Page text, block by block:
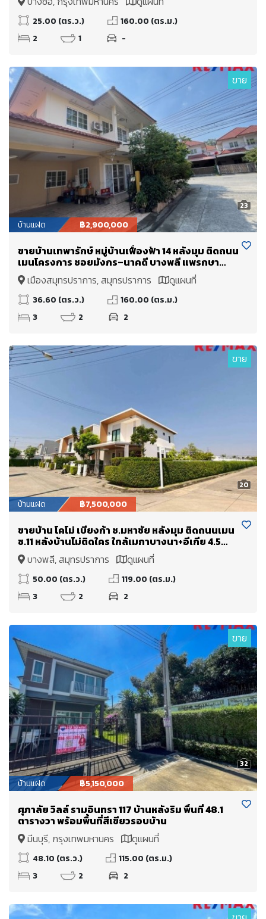
25.00 (ตร.ว.)
160.00 (ตร.ม.)
2
1 -
23
ขาย
บ้านแฝด ฿2,900,000
ขายบ้านเทพารักษ์ หมู่บ้านเฟื่องฟ้า 14 หลังมุม ติดถนน
เมนโครงการ ซอยมังกร–นาคดี บางพลี แพรกษา
สมุทรปราการ
เมืองสมุทรปราการ, สมุทรปราการ ดูแผนที่
36.60 (ตร.ว.)
160.00 (ตร.ม.)
3
2 2
20
ขาย
บ้านแฝด ฿7,500,000
ขายบ้าน โคโม่ เบียงก้า ซ.มหาชัย หลังมุม ติดถนนเมน
ซ.11 หลังบ้านไม่ติดใคร ใกล้เมกาบางนา+อีเกีย 4.5
ก.ม. เซนทรัลบางนา ไบเทคบางนา
บางพลี, สมุทรปราการ ดูแผนที่
50.00 (ตร.ว.)
119.00 (ตร.ม.)
3
2 2
32
ขาย
บ้านแฝด ฿5,150,000
ศุภาลัย วิลล์ รามอินทรา 117 บ้านหลังริม พื้นที่ 48.1
ตารางวา พร้อมพื้นที่สีเขียวรอบบ้าน
มีนบุรี, กรุงเทพมหานคร
ดูแผนที่
48.10 (ตร.ว.)
115.00 (ตร.ม.)
3
2 2